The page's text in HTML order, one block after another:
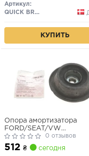
Артикул:
QUICK BRAKE
КУПИТЬ
Опора амортизатора
FORD/SEAT/VW
Galaxy/Cordoba/Caddy/
"F "93-"10
0 отзывов
512 ₴ сегодня